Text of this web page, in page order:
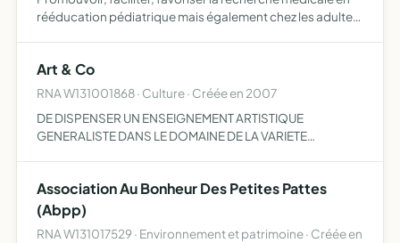
rééducation pédiatrique mais également chez les adultes
Art & Co
RNA W131001868 · Culture · Créée en 2007
DE DISPENSER UN ENSEIGNEMENT ARTISTIQUE
GENERALISTE DANS LE DOMAINE DE LA VARIETE
TOUTE AUTRE DISCIPLINE ANNEXE POUVANT ETRE
NECESSAIRE…
Association Au Bonheur Des Petites Pattes
(Abpp)
RNA W131017529 · Environnement et patrimoine · Créée en